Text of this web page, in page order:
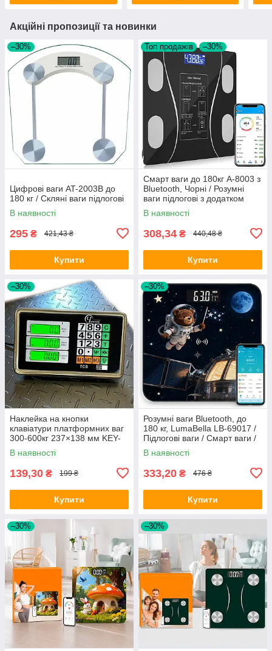
Акційні пропозиції та новинки
–30%
Цифрові ваги AT-2003B до
180 кг / Скляні ваги підлогові
В наявності
295 ₴ 421,43 ₴
Купити
Топ продажів –30%
Смарт ваги до 180кг A-8003 з
Bluetooth, Чорні / Розумні
ваги підлогові з додатком
В наявності
308,34 ₴ 440,48 ₴
Купити
–30%
Наклейка на кнопки
клавіатури платформних ваг
300-600кг 237×138 мм KEY-
01113 / Самоклеюча
наклейка на кнопки ваг
В наявності
139,30 ₴ 199 ₴
Купити
–30%
Розумні ваги Bluetooth, до
180 кг, LumaBella LB-69017 /
Підлогові ваги / Смарт ваги /
Електронні ваги
В наявності
333,20 ₴ 476 ₴
Купити
–30% –30%